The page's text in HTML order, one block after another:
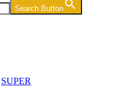
Search Button
SUPER